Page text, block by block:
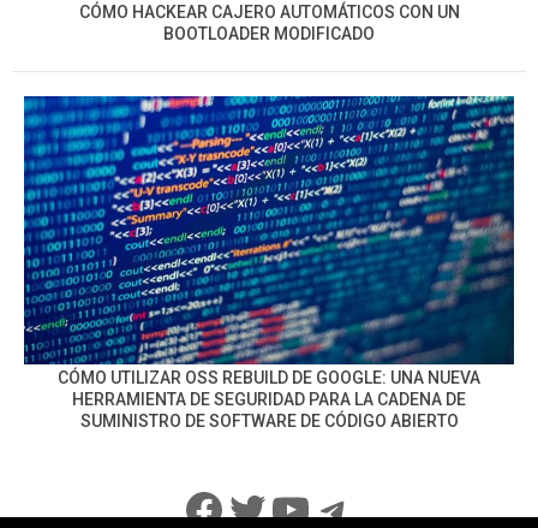
CÓMO HACKEAR CAJERO AUTOMÁTICOS CON UN
BOOTLOADER MODIFICADO
CÓMO UTILIZAR OSS REBUILD DE GOOGLE: UNA NUEVA
HERRAMIENTA DE SEGURIDAD PARA LA CADENA DE
SUMINISTRO DE SOFTWARE DE CÓDIGO ABIERTO
Facebook
Twitter
YouTube
Telegram